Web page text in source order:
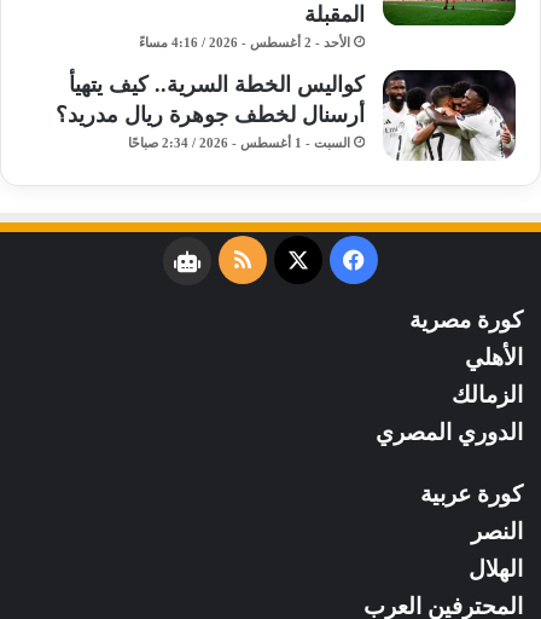
المقبلة
الأحد - 2 أغسطس - 2026 / 4:16 مساءً
كواليس الخطة السرية.. كيف يتهيأ
أرسنال لخطف جوهرة ريال مدريد؟
السبت - 1 أغسطس - 2026 / 2:34 صباحًا
فيسبوك
‫X
ملخصنبض
كورة مصرية
الأهلي
الزمالك
الدوري المصري
كورة عربية
النصر
الهلال
المحترفين العرب